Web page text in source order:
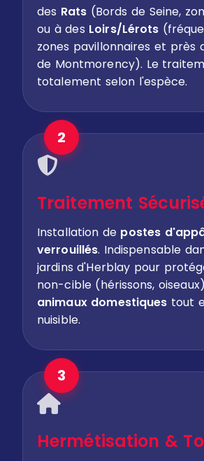
des Rats (Bords de Seine,
ou à des Loirs/Lérots
zones pavillonnaires et près
de Montmorency). Le
totalement selon l'espèce.
2
Traitement
Installation de postes
verrouillés. Indispensable
jardins d'Herblay pour
non-cible (hérissons,
animaux domestiques tout
nuisible.
3
Hermétisation &